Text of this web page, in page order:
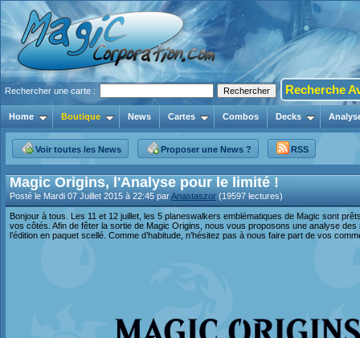
Rechercher une carte : Recherche
Home Boutique News Cartes Combos Decks
Voir toutes les News Proposer une News ? RSS
Magic Origins, l'Analyse pour le limité !
Posté le Mardi 07 Juillet 2015 à 22:45 parAnastaszor (19597 lectures)
Bonjour à tous. Les 11 et 12 juillet, les 5 planeswalkers emblématiques de Magic sont
vos côtés. Afin de fêter la sortie de Magic Origins, nous vous proposons une analyse des
l’édition en paquet scellé. Comme d’habitude, n’hésitez pas à nous faire part de vos